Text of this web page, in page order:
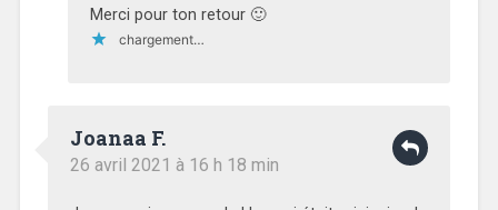
Merci pour ton retour 🙂
chargement…
Joanaa F.
26 avril 2021 à 16 h 18 min